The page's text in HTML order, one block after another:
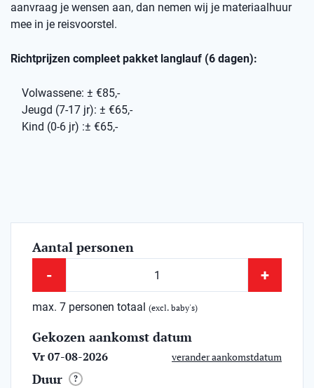
aanvraag je wensen aan, dan nemen wij je materiaalhuur
mee in je reisvoorstel.
Richtprijzen compleet pakket langlauf (6 dagen):
Volwassene: ± €85,-
Jeugd (7-17 jr): ± €65,-
Kind (0-6 jr) :± €65,-
Aantal personen
- +
max. 7 personen totaal (excl. baby's)
Gekozen aankomst datum
Vr 07-08-2026 verander aankomstdatum
Duur ?